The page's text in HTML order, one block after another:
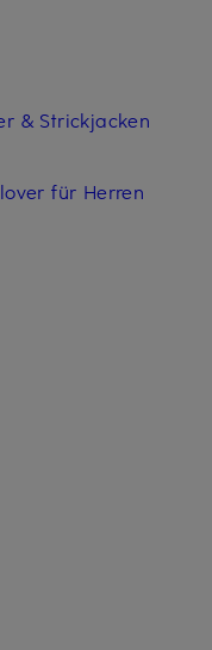
& Strickjacken
für Herren